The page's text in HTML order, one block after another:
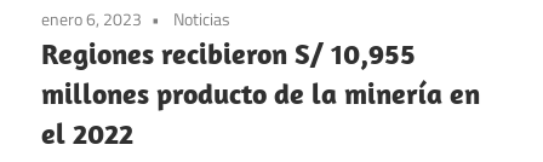
enero 6, 2023 Noticias
Regiones recibieron S/ 10,955
millones producto de la minería en
el 2022